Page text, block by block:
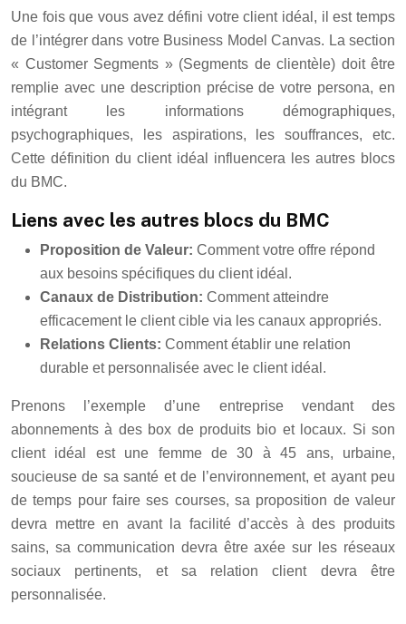
Une fois que vous avez défini votre client idéal, il est temps
de l’intégrer dans votre Business Model Canvas. La section
« Customer Segments » (Segments de clientèle) doit être
remplie avec une description précise de votre persona, en
intégrant les informations démographiques,
psychographiques, les aspirations, les souffrances, etc.
Cette définition du client idéal influencera les autres blocs
du BMC.
Liens avec les autres blocs du BMC
Proposition de Valeur: Comment votre offre répond
aux besoins spécifiques du client idéal.
Canaux de Distribution: Comment atteindre
efficacement le client cible via les canaux appropriés.
Relations Clients: Comment établir une relation
durable et personnalisée avec le client idéal.
Prenons l’exemple d’une entreprise vendant des
abonnements à des box de produits bio et locaux. Si son
client idéal est une femme de 30 à 45 ans, urbaine,
soucieuse de sa santé et de l’environnement, et ayant peu
de temps pour faire ses courses, sa proposition de valeur
devra mettre en avant la facilité d’accès à des produits
sains, sa communication devra être axée sur les réseaux
sociaux pertinents, et sa relation client devra être
personnalisée.